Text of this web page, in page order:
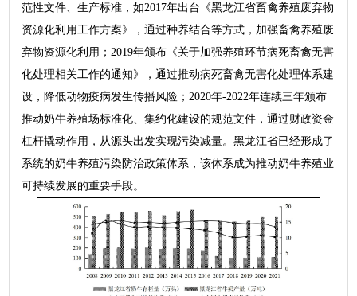
范性文件、生产标准，如2017年出台《黑龙江省畜禽养殖废弃物
资源化利用工作方案》，通过种养结合等方式，加强畜禽养殖废
弃物资源化利用；2019年颁布《关于加强养殖环节病死畜禽无害
化处理相关工作的通知》，通过推动病死畜禽无害化处理体系建
设，降低动物疫病发生传播风险；2020年-2022年连续三年颁布
推动奶牛养殖场标准化、集约化建设的规范文件，通过财政资金
杠杆撬动作用，从源头出发实现污染减量。黑龙江省已经形成了
系统的奶牛养殖污染防治政策体系，该体系成为推动奶牛养殖业
可持续发展的重要手段。